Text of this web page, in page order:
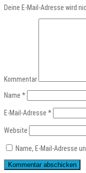
Deine E-Mail-Adresse wird
Kommentar
Name *
E-Mail-Adresse *
Website
Name, E-Mail-Adresse